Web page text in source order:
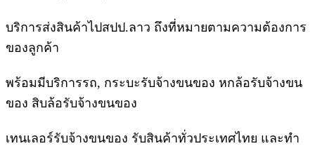
บริการส่งสินค้าไปสปป.ลาว ถึงที่หมายตามความต้องการ
ของลูกค้า
พร้อมมีบริการรถ, กระบะรับจ้างขนของ หกล้อรับจ้างขน
ของ สิบล้อรับจ้างขนของ
เทนเลอร์รับจ้างขนของ รับสินค้าทั่วประเทศไทย และทำ